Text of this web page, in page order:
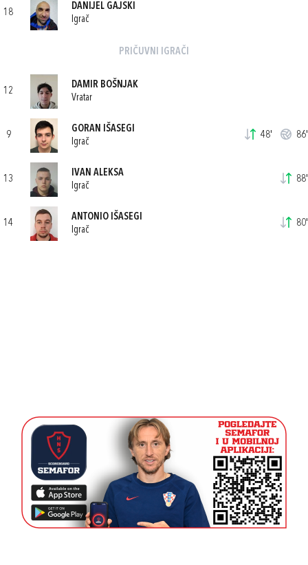
18
DANIJEL GAJSKI
Igrač
PRIČUVNI IGRAČI
12
DAMIR BOŠNJAK
Vratar
9
GORAN IŠASEGI
Igrač
48' 86'
13
IVAN ALEKSA
Igrač
88'
14
ANTONIO IŠASEGI
Igrač
80'